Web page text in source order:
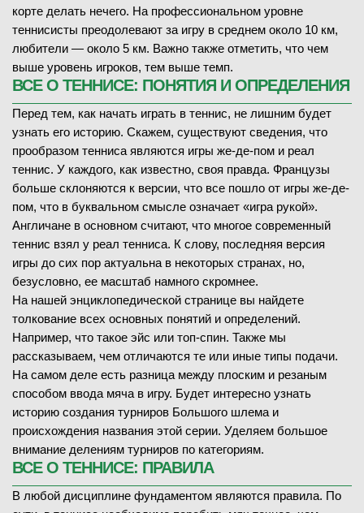
корте делать нечего. На профессиональном уровне
теннисисты преодолевают за игру в среднем около 10 км,
любители — около 5 км. Важно также отметить, что чем
выше уровень игроков, тем выше темп.
ВСЕ О ТЕННИСЕ: ПОНЯТИЯ И ОПРЕДЕЛЕНИЯ
Перед тем, как начать играть в теннис, не лишним будет
узнать его историю. Скажем, существуют сведения, что
прообразом тенниса являются игры же-де-пом и реал
теннис. У каждого, как известно, своя правда. Французы
больше склоняются к версии, что все пошло от игры же-де-
пом, что в буквальном смысле означает «игра рукой».
Англичане в основном считают, что многое современный
теннис взял у реал тенниса. К слову, последняя версия
игры до сих пор актуальна в некоторых странах, но,
безусловно, ее масштаб намного скромнее.
На нашей энциклопедической странице вы найдете
толкование всех основных понятий и определений.
Например, что такое эйс или топ-спин. Также мы
рассказываем, чем отличаются те или иные типы подачи.
На самом деле есть разница между плоским и резаным
способом ввода мяча в игру. Будет интересно узнать
историю создания турниров Большого шлема и
происхождения названия этой серии. Уделяем большое
внимание делениям турниров по категориям.
ВСЕ О ТЕННИСЕ: ПРАВИЛА
В любой дисциплине фундаментом являются правила. По